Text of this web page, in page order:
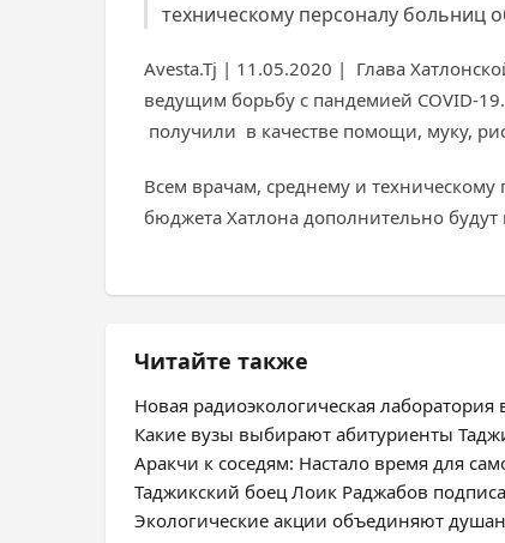
техническому персоналу больниц
Avesta.Tj | 11.05.2020 | Глава
ведущим борьбу с пандемией COVID-
получили в качестве помощи, муку,
Всем врачам, среднему и
бюджета Хатлона дополнительно
Читайте также
Новая радиоэкологическая лаборатория
Какие вузы выбирают абитуриенты
Аракчи к соседям: Настало время для
Таджикский боец Лоик Раджабов
Экологические акции объединяют